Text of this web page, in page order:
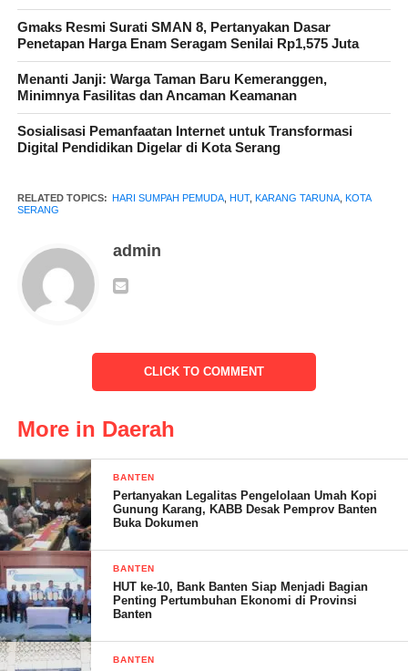
Hari Sumpah Pemuda, 20 Oktober 2023 yang ke-95, dihadiri
Danramil, Kepala Puskesmas, Kepala KUA, Pengurus Karang
Taruna Kecamatan Walantaka dan Pengurus Karang Taruna
tingkat Kelurahan se kecamatan Walantaka. Sekaligus dalam
Momen tersebut digelar pembagian hadiah kepada peserta
Nabi Muhmmad S. A. W. yang di rangkaikan Bulan Bakti
Harapan panitia kedepan Menjadi momen kegiatan bisa menjadi
tolak ukur kekompakan para pemuda
Edi S – RG
Gmaks Resmi Surati SMAN 8, Pertanyakan Dasar
Penetapan Harga Enam Seragam Senilai Rp1,575 Juta
Menanti Janji: Warga Taman Baru Kemeranggen,
Minimnya Fasilitas dan Ancaman Keamanan
Sosialisasi Pemanfaatan Internet untuk Transformasi
Digital Pendidikan Digelar di Kota Serang
RELATED TOPICS: HARI SUMPAH PEMUDA, HUT, KARANG TARUNA, KOTA
SERANG
admin
CLICK TO COMMENT
More in Daerah
BANTEN
Pertanyakan Legalitas Pengelolaan Umah Kopi
Gunung Karang, KABB Desak Pemprov Banten
Buka Dokumen
BANTEN
HUT ke-10, Bank Banten Siap Menjadi Bagian
Penting Pertumbuhan Ekonomi di Provinsi
Banten
BANTEN